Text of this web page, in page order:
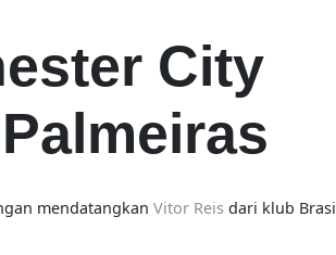
City
mendatangkan Vitor Reis dari klub